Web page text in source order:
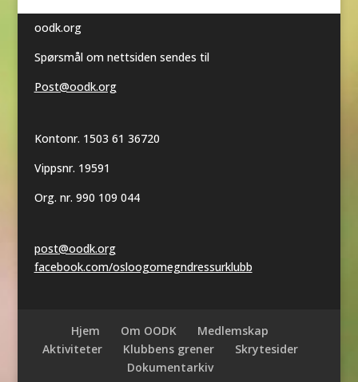
oodk.org
Spørsmål om nettsiden sendes til
Post@oodk.org
Kontonr. 1503 61 36720
Vippsnr. 19591
Org. nr. 990 109 044
post@oodk.org
facebook.com/osloogomegndressurklubb
Hjem Om OODK
Medlemskap
Aktiviteter
Klubbens grener
Skrytesider
Dokumentarkiv